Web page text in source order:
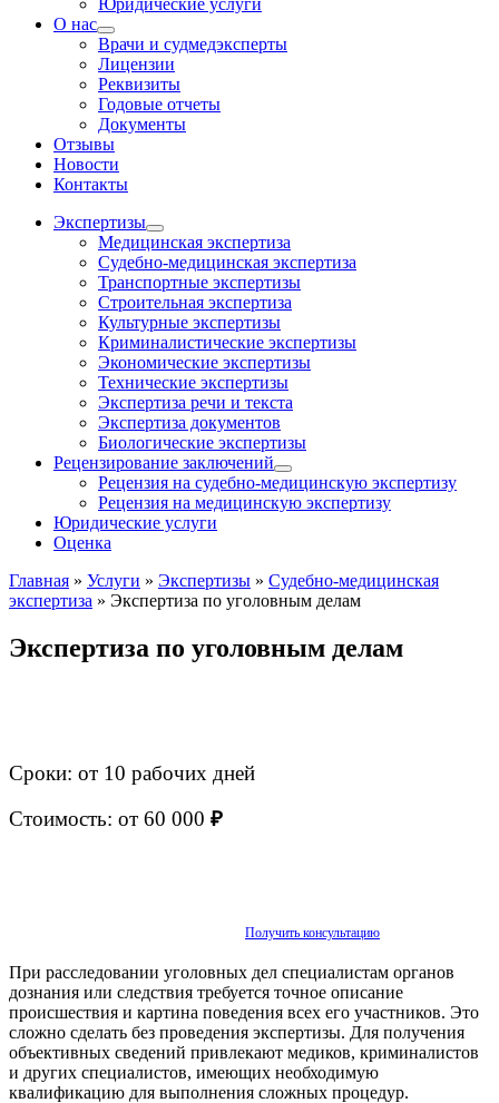
Юридические услуги
О нас
Врачи и судмедэксперты
Лицензии
Реквизиты
Годовые отчеты
Документы
Отзывы
Новости
Контакты
Экспертизы
Медицинская экспертиза
Судебно-медицинская экспертиза
Транспортные экспертизы
Строительная экспертиза
Культурные экспертизы
Криминалистические экспертизы
Экономические экспертизы
Технические экспертизы
Экспертиза речи и текста
Экспертиза документов
Биологические экспертизы
Рецензирование заключений
Рецензия на судебно-медицинскую экспертизу
Рецензия на медицинскую экспертизу
Юридические услуги
Оценка
Главная » Услуги » Экспертизы » Судебно-медицинская
экспертиза » Экспертиза по уголовным делам
Экспертиза по уголовным делам
Сроки: от 10 рабочих дней
Стоимость: от 60 000 ₽
Получить консультацию
При расследовании уголовных дел специалистам органов
дознания или следствия требуется точное описание
происшествия и картина поведения всех его участников. Это
сложно сделать без проведения экспертизы. Для получения
объективных сведений привлекают медиков, криминалистов
и других специалистов, имеющих необходимую
квалификацию для выполнения сложных процедур.